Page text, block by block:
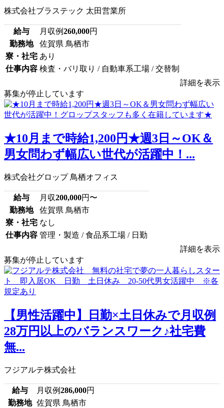
株式会社ブラステック 太田営業所
給与 月収例260,000円
勤務地
佐賀県 鳥栖市
寮・社宅 あり
仕事内容 検査・バリ取り / 自動車系工場 / 交替制
詳細を表示
募集が停止しています
★10月まで時給1,200円★週3日～OK＆
男女問わず幅広い世代が活躍中！...
株式会社グロップ 鳥栖オフィス
給与 月収200,000円〜
勤務地
佐賀県 鳥栖市
寮・社宅 なし
仕事内容 管理・製造 / 食品系工場 / 日勤
詳細を表示
募集が停止しています
【男性活躍中】日勤×土日休みで月収例
28万円以上のバランスワーク♪社宅費
無...
フジアルテ株式会社
給与 月収例286,000円
勤務地 佐賀県 鳥栖市